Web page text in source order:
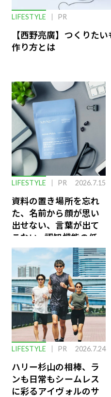
LIFESTYLE PR
【西野亮廣】つくりた
作り方とは
LIFESTYLE PR 2026.7.15
資料の置き場所を忘れ
た、名前から顔が思い
出せない、言葉が出て
こない…認知機能の低
下を救う、脳のインナ
ーケアとは
LIFESTYLE PR 2026.7.24
ハリー杉山の相棒、ラ
ンも日常もシームレス
に彩るアイヴォルのサ